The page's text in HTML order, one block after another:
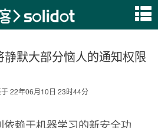
静默大部分恼人的通知权限
22年06月10日 23时44分
依赖于机器学习的新安全功